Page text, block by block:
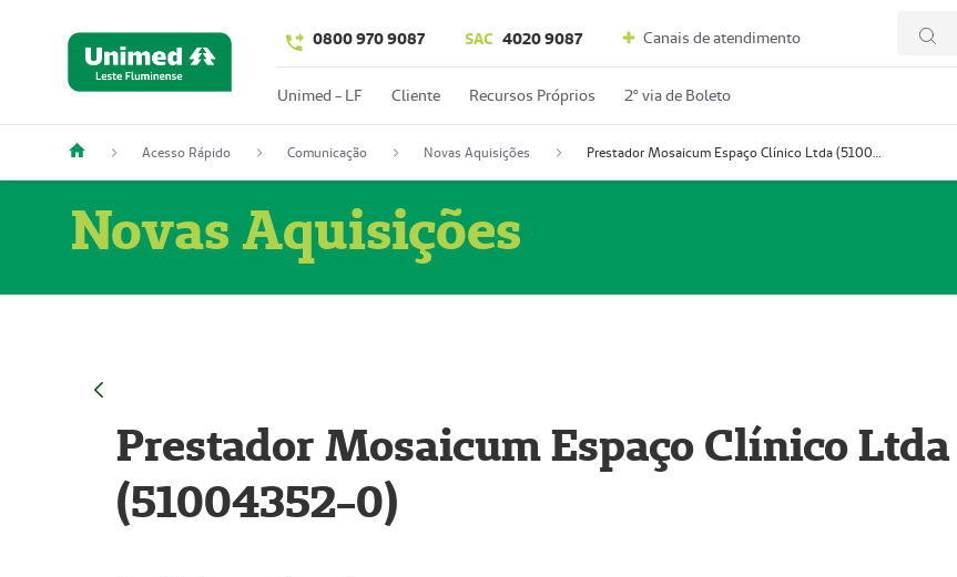
0800 970 9087 SAC 4020 9087 Canais de atendimento
Unimed - LF Cliente Recursos Próprios 2º via de Boleto
Acesso Rápido Comunicação Novas Aquisições Prestador Mosaicum Espaço Clínico Ltda (51004352-0)
Novas Aquisições
Prestador Mosaicum Espaço Clínico Ltda
(51004352-0)